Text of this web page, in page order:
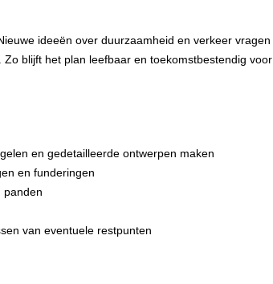
ideeën over duurzaamheid en verkeer vragen
blijft het plan leefbaar en toekomstbestendig voor
en gedetailleerde ontwerpen maken
en funderingen
panden
van eventuele restpunten